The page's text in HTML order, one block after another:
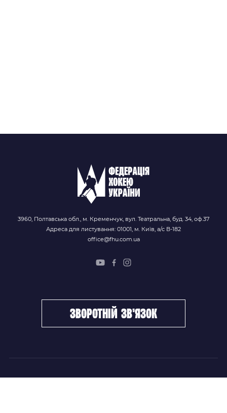
3960, Полтавська обл., м. Кременчук, вул. Театральна, буд. 34, оф.37
Адреса для листування: 01001, м. Київ, а/с В-182
office@fhu.com.ua
зворотній зв’язок